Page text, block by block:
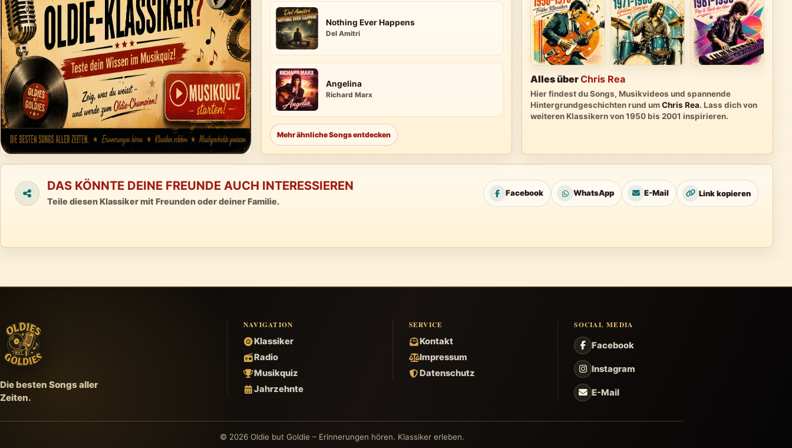
Nothing Ever Happens
Del Amitri
Angelina
Richard Marx
Mehr ähnliche Songs entdecken
Alles überChris Rea
Hier findest du Songs, Musikvideos und spannende
Hintergrundgeschichten rund umChris Rea. Lass dich von
weiteren Klassikern von 1950 bis 2001 inspirieren.
DAS KÖNNTE DEINE FREUNDE AUCH INTERESSIEREN
Teile diesen Klassiker mit Freunden oder deiner Familie.
Facebook WhatsApp E-Mail Link kopieren
Die besten Songs aller
Zeiten.
NAVIGATION
Klassiker
Radio
Musikquiz
Jahrzehnte
SERVICE
Kontakt
Impressum
Datenschutz
SOCIAL MEDIA
Facebook
Instagram
E-Mail
© 2026 Oldie but Goldie – Erinnerungen hören. Klassiker erleben.